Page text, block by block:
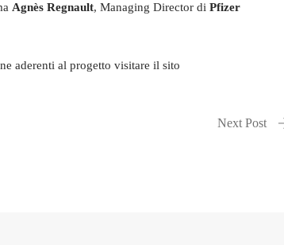
Agnès Regnault, Managing Director di Pfizer
aderenti al progetto visitare il sito
Next Post